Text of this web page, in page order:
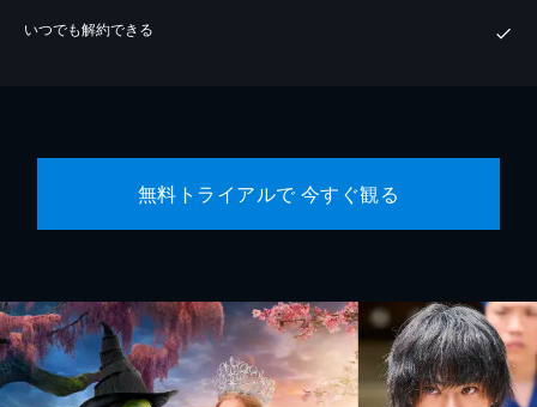
いつでも解約できる
無料トライアルで 今すぐ観る